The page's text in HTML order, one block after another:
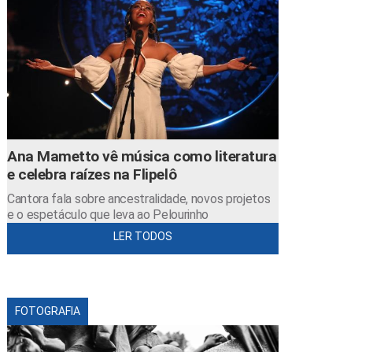
Ana Mametto vê música como literatura
e celebra raízes na Flipelô
Cantora fala sobre ancestralidade, novos projetos
e o espetáculo que leva ao Pelourinho
LER TODOS
FOTOGRAFIA